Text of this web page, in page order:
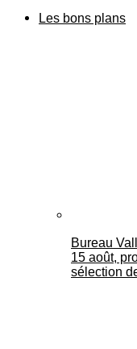
Les bons plans
Bureau
15 août,
sélection